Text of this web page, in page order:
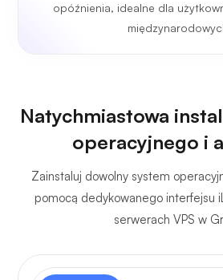
opóźnienia, idealne dla
Natychmiastowa
operacyjnego i
Zainstaluj dowolny system
pomocą dedykowanego interfejsu
serwerach VPS w